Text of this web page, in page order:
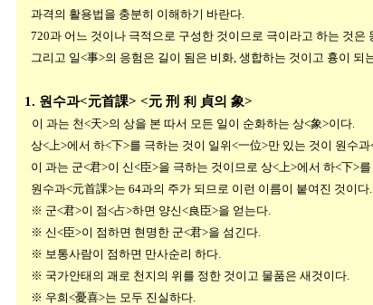
과격의 활용법을 충분히 이해하기 바란다.
720과 어느 것이나 극적으로 구성한 것이므로 극이라고 하는 것은
그리고 일<事>의 응험은 길이 됨은 비화, 생합하는 것이고 흉이 되
1. 원수과<元首課> <元 刑 利 貞의 象>
이 과는 천<天>의 상을 본 따서 모든 일이 순화하는 상<象>이다.
상<上>에서 하<下>를 극하는 것이 일위<一位>만 있는 것이 원수과
이 과는 군<君>이 신<臣>을 극하는 것이므로 상<上>에서 하<下>
원수과<元首課>는 64과의 주가 되므로 이런 이름이 붙여진 것이다.
※ 군<君>이 점<占>하면 양신<良臣>을 얻는다.
※ 신<臣>이 점하면 현명한 군<君>을 섬긴다.
※ 보통사람이 점하면 만사순리 하다.
※ 국가안태의 괘로 천지의 위를 정한 것이고 물품은 새것이다.
※ 우희<憂喜>는 모두 진실하다.